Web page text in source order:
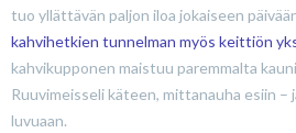
tuo yllättävän paljon iloa jokaiseen
kahvihetkien tunnelman myös keittiön
kahvikupponen maistuu paremmalta
Ruuvimeisseli käteen, mittanauha esiin
luvuaan.